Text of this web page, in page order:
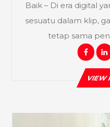
Baik – Di era digital
sesuatu dalam klip,
tetap sama
VIEW